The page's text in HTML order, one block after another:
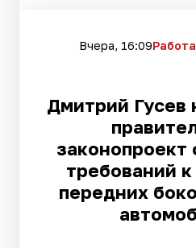
Вчера, 16:09
Дмитрий Гусев
законопроект
требований
передних